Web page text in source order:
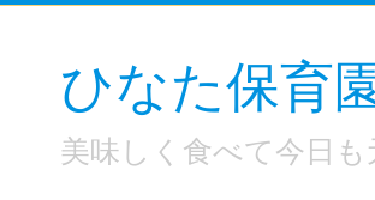
ひなた保育
美味しく食べて今日も